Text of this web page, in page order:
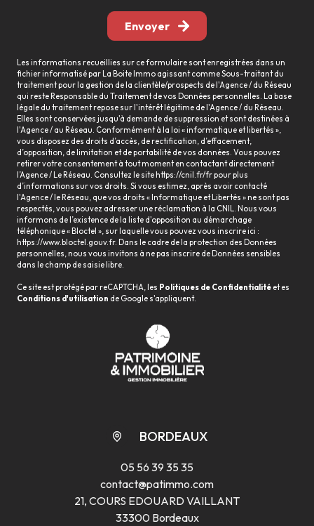
Envoyer
Les informations recueillies sur ce formulaire sont enregistrées dans un
fichier informatisé par La Boite Immo agissant comme Sous-traitant du
traitement pour la gestion de la clientèle/prospects de l'Agence / du Réseau
qui reste Responsable du Traitement de vos Données personnelles. La base
légale du traitement repose sur l'intérêt légitime de l'Agence / du Réseau.
Elles sont conservées jusqu'à demande de suppression et sont destinées à
l'Agence / au Réseau. Conformément à la loi « informatique et libertés »,
vous disposez des droits d’accès, de rectification, d’effacement,
d’opposition, de limitation et de portabilité de vos données. Vous pouvez
retirer votre consentement à tout moment en contactant directement
l’Agence / Le Réseau. Consultez le site https://cnil.fr/frpour plus
d’informations sur vos droits. Si vous estimez, après avoir contacté
l'Agence / le Réseau, que vos droits « Informatique et Libertés » ne sont pas
respectés, vous pouvez adresser une réclamation à la CNIL. Nous vous
informons de l’existence de la liste d'opposition au démarchage
téléphonique « Bloctel », sur laquelle vous pouvez vous inscrire ici :
https://www.bloctel.gouv.fr. Dans le cadre de la protection des Données
personnelles, nous vous invitons à ne pas inscrire de Données sensibles
dans le champ de saisie libre.
Ce site est protégé par reCAPTCHA, les Politiques de Confidentialité et es
Conditions d'utilisation de Google s'appliquent.
BORDEAUX
05 56 39 35 35
contact@patimmo.com
21, COURS EDOUARD VAILLANT
33300 Bordeaux